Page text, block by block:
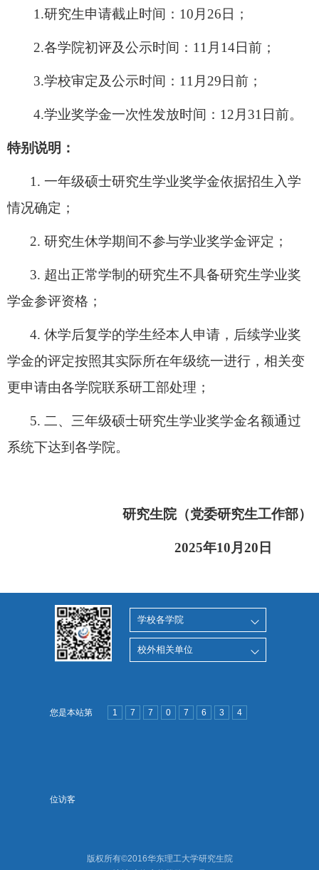
1 .研究生申请截止时间： 10 月 26 日；
2.各学院初评及公示时间： 1 1 月 14日前；
3.学校审定及公示时间： 1 1 月 29 日前；
4.学业奖学金一次性发放时间： 1 2 月 31 日前。
特别说明：
1. 一年级硕士研究生学业奖学金依据招生入学
情况确定；
2. 研究生休学期间不参与学业奖学金评定；
3. 超出正常学制的研究生不具备研究生学业奖
学金参评资格；
4. 休学后复学的学生经本人申请，后续学业奖
学金的评定按照其实际所在年级统一进行，相关变
更申请由各学院联系研工部处理；
5. 二、三年级硕士研究生学业奖学金名额通过
系统下达到各学院。
研究生院（党委研究生工作部）
2025年10月 20 日
学校各学院
校外相关单位
您是本站第 1 7 7 0 7 6 3 4
位访客
版权所有©2016华东理工大学研究生院